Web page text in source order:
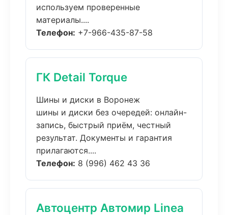
используем проверенные
материалы....
Телефон: +7-966-435-87-58
ГК Detail Torque
Шины и диски в Воронеж
шины и диски без очередей: онлайн-
запись, быстрый приём, честный
результат. Документы и гарантия
прилагаются....
Телефон: 8 (996) 462 43 36
Автоцентр Автомир Linea